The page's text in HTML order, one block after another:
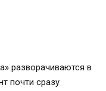
разворачиваются в
почти сразу